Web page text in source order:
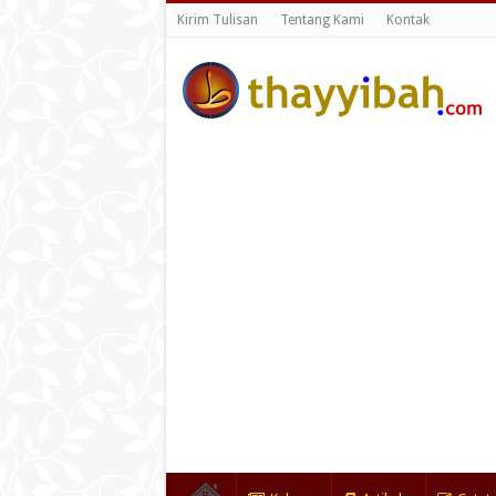
Kirim Tulisan Tentang Kami Kontak